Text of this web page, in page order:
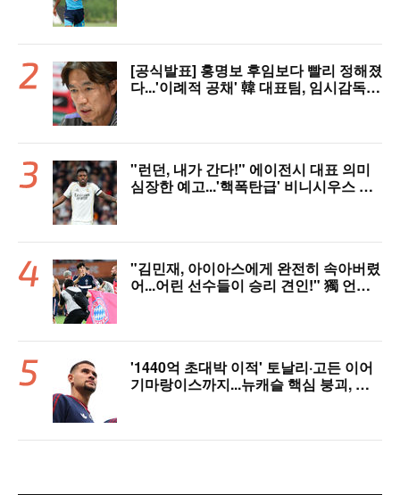
[공식발표] 홍명보 후임보다 빨리 정해졌
다...'이례적 공채' 韓 대표팀, 임시감독
"런던, 내가 간다!" 에이전시 대표 의미
심장한 예고...'핵폭탄급' 비니시우스 아
"김민재, 아이아스에게 완전히 속아버렸
어...어린 선수들이 승리 견인!" 獨 언론,
'1440억 초대박 이적' 토날리·고든 이어
기마랑이스까지...뉴캐슬 핵심 붕괴, 아